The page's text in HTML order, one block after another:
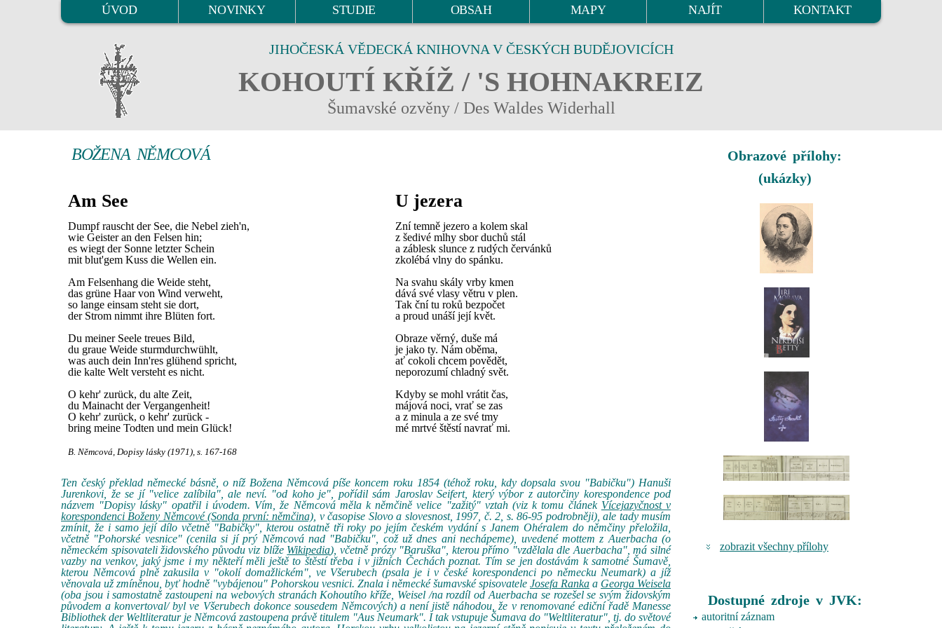
ÚVOD NOVINKY STUDIE OBSAH MAPY NAJÍT KONTAKT
JIHOČESKÁ VĚDECKÁ KNIHOVNA V ČESKÝCH BUDĚJOVICÍCH
KOHOUTÍ KŘÍŽ / 'S HOHNAKREIZ
Šumavské ozvěny / Des Waldes Widerhall
BOŽENA NĚMCOVÁ
Am See
Dumpf rauscht der See, die Nebel zieh'n,
wie Geister an den Felsen hin;
es wiegt der Sonne letzter Schein
mit blut'gem Kuss die Wellen ein.
Am Felsenhang die Weide steht,
das grüne Haar von Wind verweht,
so lange einsam steht sie dort,
der Strom nimmt ihre Blüten fort.
Du meiner Seele treues Bild,
du graue Weide sturmdurchwühlt,
was auch dein Inn'res glühend spricht,
die kalte Welt versteht es nicht.
O kehr' zurück, du alte Zeit,
du Mainacht der Vergangenheit!
O kehr' zurück, o kehr' zurück -
bring meine Todten und mein Glück!
U jezera
Zní temně jezero a kolem skal
z šedivé mlhy sbor duchů stál
a záblesk slunce z rudých červánků
zkolébá vlny do spánku.
Na svahu skály vrby kmen
dává své vlasy větru v plen.
Tak ční tu roků bezpočet
a proud unáší její květ.
Obraze věrný, duše má
je jako ty. Nám oběma,
ať cokoli chcem povědět,
neporozumí chladný svět.
Kdyby se mohl vrátit čas,
májová noci, vrať se zas
a z minula a ze své tmy
mé mrtvé štěstí navrať mi.
B. Němcová, Dopisy lásky (1971), s. 167-168
Ten český překlad německé básně, o níž Božena Němcová píše koncem roku 1854 (téhož roku, kdy dopsala svou "Babičku") Hanuši
Jurenkovi, že se jí "velice zalíbila", ale neví. "od koho je", pořídil sám Jaroslav Seifert, který výbor z autorčiny korespondence pod
názvem "Dopisy lásky" opatřil i úvodem. Vím, že Němcová měla k němčině velice "zažitý" vztah (viz k tomu článek Vícejazyčnost v
korespondenci Boženy Němcové (Sonda první: němčina) , v časopise Slovo a slovesnost, 1997, č. 2, s. 86-95 podrobněji), ale tady musím
zmínit, že i samo její dílo včetně "Babičky", kterou ostatně tři roky po jejím českém vydání s Janem Ohéralem do němčiny přeložila,
včetně "Pohorské vesnice" (cenila si jí prý Němcová nad "Babičku", což už dnes ani nechápeme), uvedené mottem z Auerbacha (o
německém spisovateli židovského původu viz blíže Wikipedia), včetně prózy "Baruška", kterou přímo "vzdělala dle Auerbacha", má silné
vazby na venkov, jaký jsme i my někteří měli ještě to štěstí třeba i v jižních Čechách poznat. Tím se jen dostávám k samotné Šumavě,
kterou Němcová plně zakusila v "okolí domažlickém", ve Všerubech (psala je i v české korespondenci po německu Neumark) a jíž
věnovala už zmíněnou, byť hodně "vybájenou" Pohorskou vesnici. Znala i německé šumavské spisovatele Josefa Ranka a Georga Weisela
(oba jsou i samostatně zastoupeni na webových stranách Kohoutího kříže, Weisel /na rozdíl od Auerbacha se rozešel se svým židovským
původem a konvertoval/ byl ve Všerubech dokonce sousedem Němcových) a není jistě náhodou, že v renomované ediční řadě Manesse
Bibliothek der Weltliteratur je Němcová zastoupena právě titulem "Aus Neumark". I tak vstupuje Šumava do "Weltliteratur", tj. do světové
Obrazové přílohy:
(ukázky)
zobrazit všechny přílohy
Dostupné zdroje v JVK:
autoritní záznam